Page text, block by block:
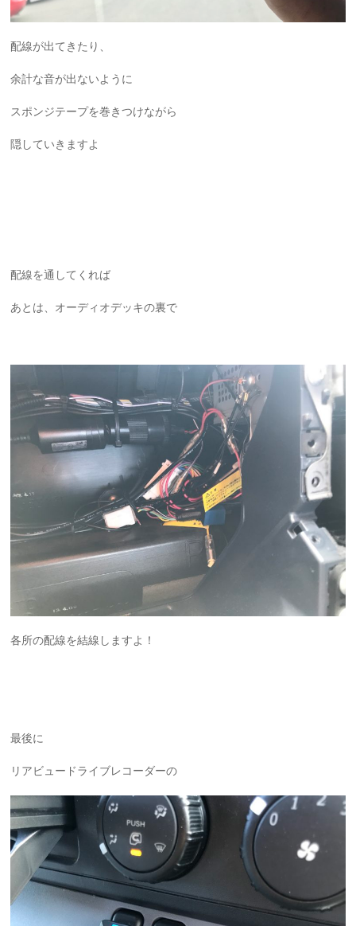
配線が出てきたり、
余計な音が出ないように
スポンジテープを巻きつけながら
隠していきますよ
配線を通してくれば
あとは、オーディオデッキの裏で
各所の配線を結線しますよ！
最後に
リアビュードライブレコーダーの